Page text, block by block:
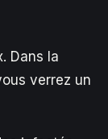
Dans la
verrez un